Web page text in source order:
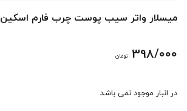
میسلار واتر سیب پوست چرب فارم اسکین
398/000 تومان
در انبار موجود نمی باشد